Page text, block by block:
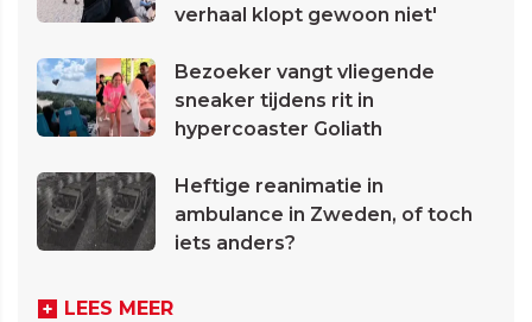
verhaal klopt gewoon niet'
Bezoeker vangt vliegende
sneaker tijdens rit in
hypercoaster Goliath
Heftige reanimatie in
ambulance in Zweden, of toch
iets anders?
LEES MEER